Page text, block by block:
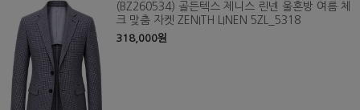
(BZ260534) 골든텍스 제니스 린넨 울혼방 여름 체
크 맞춤 자켓 ZENITH LINEN 5ZL_5318
318,000원